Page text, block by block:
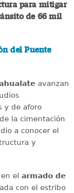
para mitigar
de 66 mil
del Puente
avanzan
y de aforo
la cimentación
a conocer el
y
el armado de
con el estribo